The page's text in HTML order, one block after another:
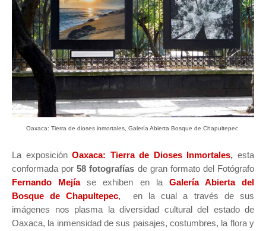
Oaxaca: Tierra de dioses inmortales, Galería Abierta Bosque de Chapultepec
La exposiciónOaxaca: Tierra de Dioses Inmortales, esta
conformada por58 fotografías de gran formato del Fotógrafo
Fernando Mejía
se exhiben en la
Galería Abierta del
Bosque de Chapultepec, en la cual a través de sus
imágenes nos plasma la diversidad cultural del estado de
Oaxaca, la inmensidad de sus paisajes, costumbres, la flora y